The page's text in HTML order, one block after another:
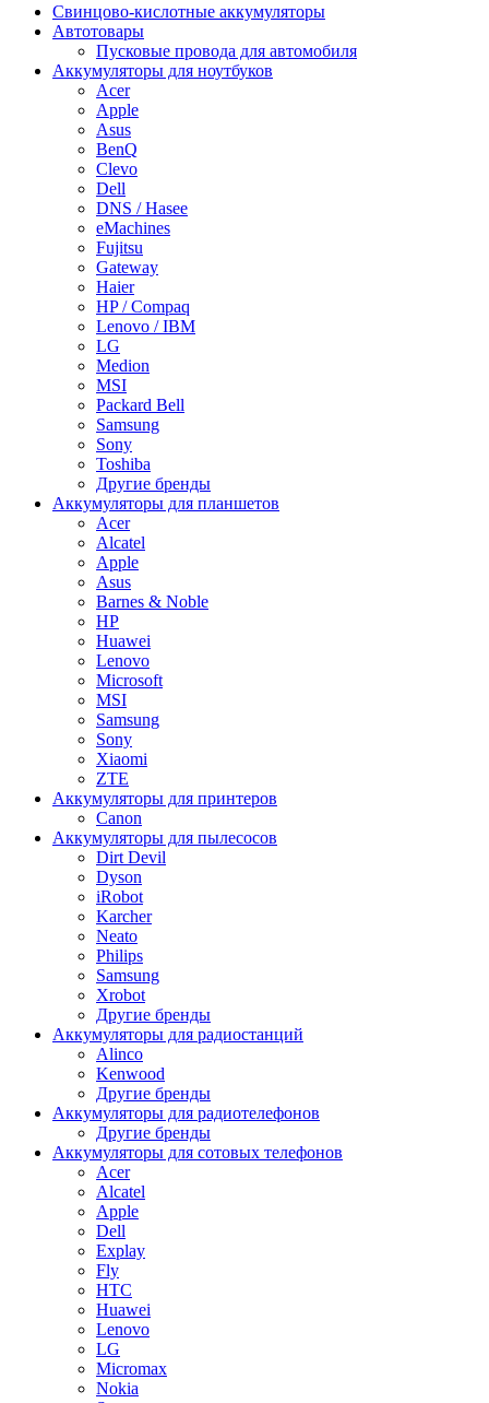
Cвинцово-кислотные аккумуляторы
Автотовары
Пусковые провода для автомобиля
Аккумуляторы для ноутбуков
Acer
Apple
Asus
BenQ
Clevo
Dell
DNS / Hasee
eMachines
Fujitsu
Gateway
Haier
HP / Compaq
Lenovo / IBM
LG
Medion
MSI
Packard Bell
Samsung
Sony
Toshiba
Другие бренды
Аккумуляторы для планшетов
Acer
Alcatel
Apple
Asus
Barnes & Noble
HP
Huawei
Lenovo
Microsoft
MSI
Samsung
Sony
Xiaomi
ZTE
Аккумуляторы для принтеров
Canon
Аккумуляторы для пылесосов
Dirt Devil
Dyson
iRobot
Karcher
Neato
Philips
Samsung
Xrobot
Другие бренды
Аккумуляторы для радиостанций
Alinco
Kenwood
Другие бренды
Аккумуляторы для радиотелефонов
Другие бренды
Аккумуляторы для сотовых телефонов
Acer
Alcatel
Apple
Dell
Explay
Fly
HTC
Huawei
Lenovo
LG
Micromax
Nokia